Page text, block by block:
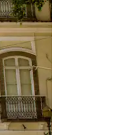
o desliza el dedo.